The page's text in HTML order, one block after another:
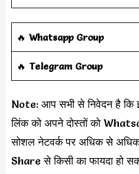
🔥 Whatsapp Group
‎️‍🔥 Telegram Group
Note: आप सभी से निवेदन है कि
लिंक को अपने दोस्तों को
सोशल नेटवर्क पर अधिक से
Share से किसी का फायदा हो